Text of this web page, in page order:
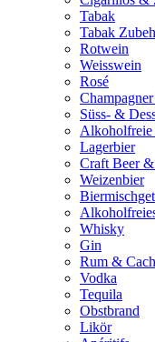
Tabak
Tabak
Rotwein
Weisswein
Rosé
Süss- &
Alkoholfreie
Lagerbier
Craft Beer
Weizenbier
Whisky
Gin
Rum &
Vodka
Tequila
Obstbrand
Likör